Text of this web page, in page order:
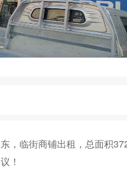
，临街商铺出租，总面积
！